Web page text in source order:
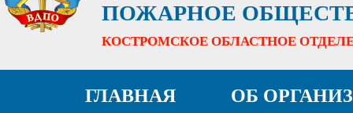
ПОЖАРНОЕ
КОСТРОМСКОЕ ОБЛАСТНОЕ
ГЛАВНАЯ ОБ